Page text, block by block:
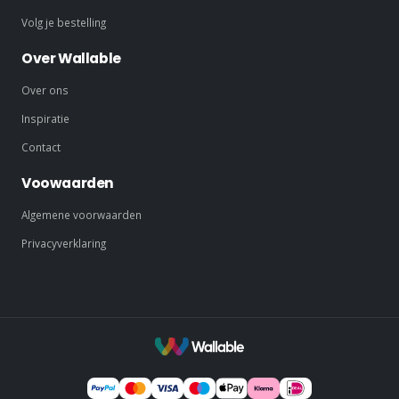
Volg je bestelling
Over Wallable
Over ons
Inspiratie
Contact
Voowaarden
Algemene voorwaarden
Privacyverklaring